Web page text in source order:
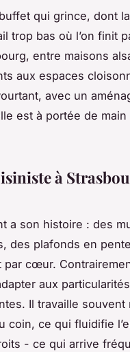
qui grince, dont
trop bas où l’on finit
entre maisons
aux espaces
avec un
est à portée de
à
a son histoire : des
des plafonds en
cœur.
aux
Il travaille souvent
coin, ce qui fluidifie
- ce qui arrive